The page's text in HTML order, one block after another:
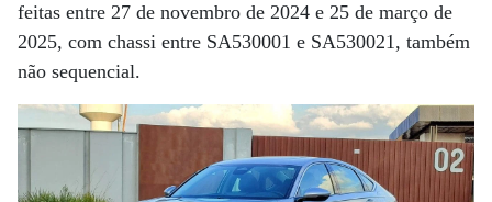
feitas entre 27 de novembro de 2024 e 25 de março de
2025, com chassi entre SA530001 e SA530021, também
não sequencial.